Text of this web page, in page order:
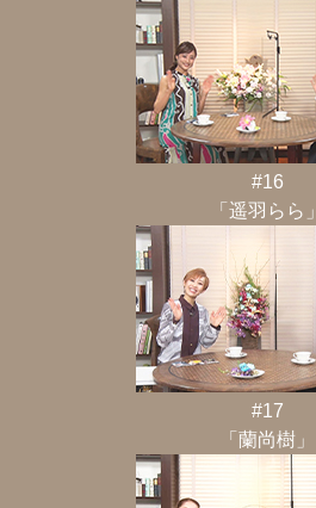
#16
「遥羽らら」
#17
「蘭尚樹」